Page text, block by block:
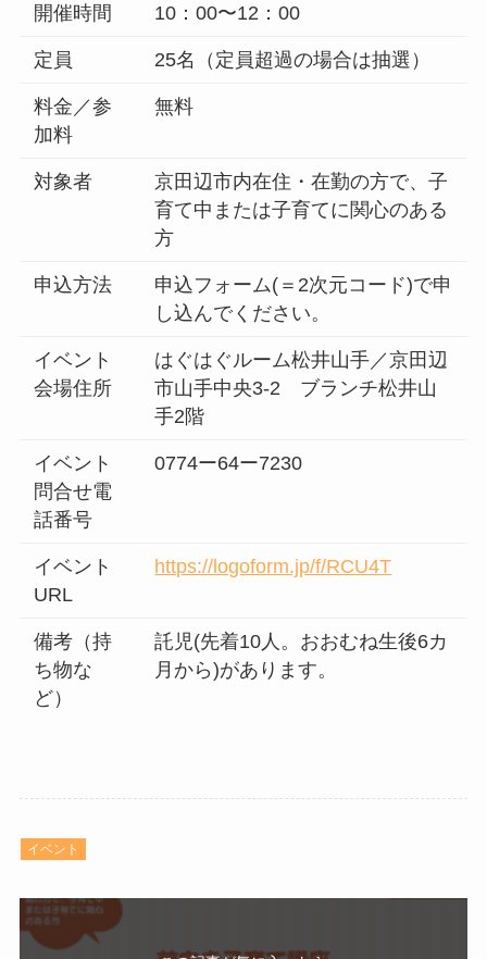
開催時間 10：00〜12：00
定員 25名（定員超過の場合は抽選）
料金／参
加料
無料
対象者
京田辺市内在住・在勤の方で、子
育て中または子育てに関心のある
方
申込方法
申込フォーム(＝2次元コード)で申
し込んでください。
イベント
会場住所
はぐはぐルーム松井山手／京田辺
市山手中央3-2 ブランチ松井山
手2階
イベント
問合せ電
話番号
0774ー64ー7230
イベント
URL
https://logoform.jp/f/RCU4T
備考（持
ち物な
ど）
託児(先着10人。おおむね生後6カ
月から)があります。
イベント